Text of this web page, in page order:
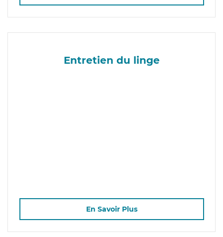
Entretien du linge
En Savoir Plus